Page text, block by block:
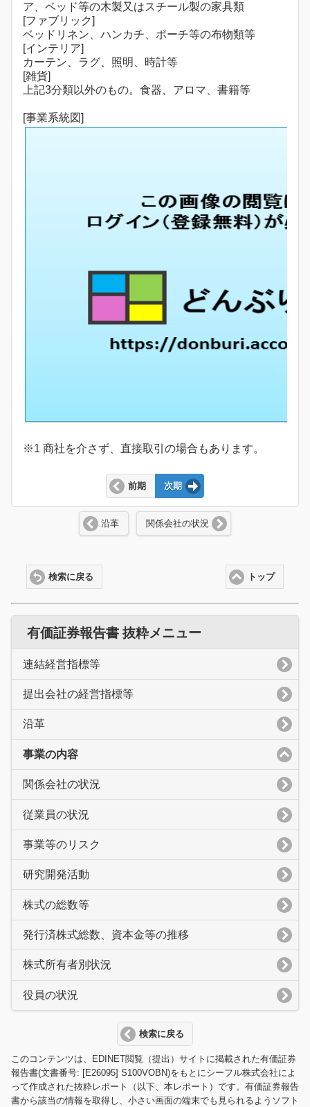
ア、ベッド等の木製又はスチール製の家具類
[ファブリック]
ベッドリネン、ハンカチ、ポーチ等の布物類等
[インテリア]
カーテン、ラグ、照明、時計等
[雑貨]
上記3分類以外のもの。食器、アロマ、書籍等
[事業系統図]
※1 商社を介さず、直接取引の場合もあります。
前期 次期
沿革 関係会社の状況
トップ
検索に戻る
有価証券報告書 抜粋メニュー
連結経営指標等
提出会社の経営指標等
沿革
事業の内容
関係会社の状況
従業員の状況
事業等のリスク
研究開発活動
株式の総数等
発行済株式総数、資本金等の推移
株式所有者別状況
役員の状況
検索に戻る
このコンテンツは、EDINET閲覧（提出）サイトに掲載された有価証券
報告書(文書番号: [E26095] S100VOBN)をもとにシーフル株式会社によ
って作成された抜粋レポート（以下、本レポート）です。有価証券報告
書から該当の情報を取得し、小さい画面の端末でも見られるようソフト